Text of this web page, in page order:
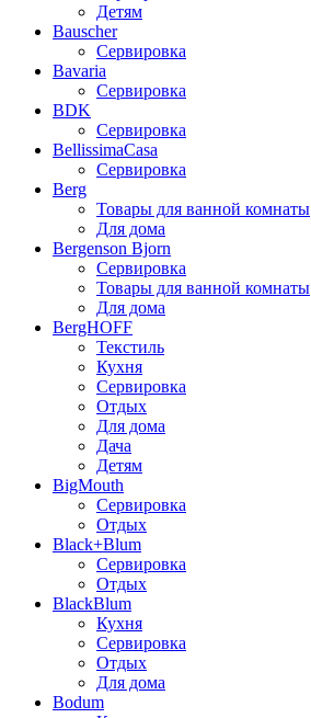
Детям
Bauscher
Сервировка
Bavaria
Сервировка
BDK
Сервировка
BellissimaCasa
Сервировка
Berg
Товары для ванной комнаты
Для дома
Bergenson Bjorn
Сервировка
Товары для ванной комнаты
Для дома
BergHOFF
Текстиль
Кухня
Сервировка
Отдых
Для дома
Дача
Детям
BigMouth
Сервировка
Отдых
Black+Blum
Сервировка
Отдых
BlackBlum
Кухня
Сервировка
Отдых
Для дома
Bodum